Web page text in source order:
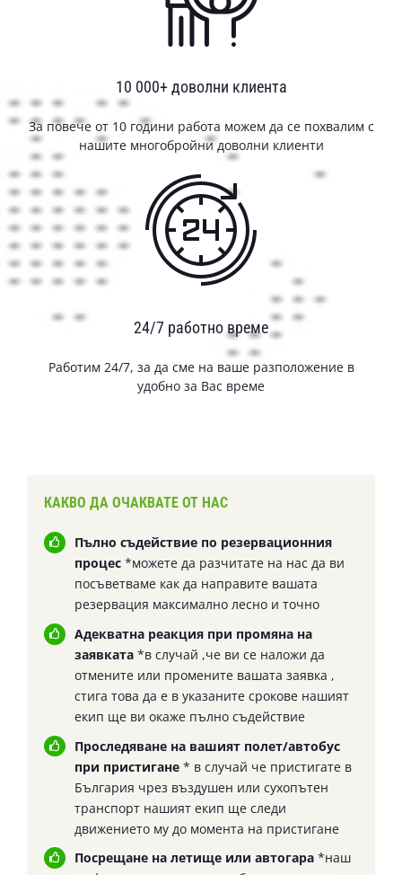
10 000+ доволни клиента
За повече от 10 години работа можем да се похвалим с
нашите многобройни доволни клиенти
24/7 работно време
Работим 24/7, за да сме на ваше разположение в
удобно за Вас време
КАКВО ДА ОЧАКВАТЕ ОТ НАС
Пълно съдействие по резервационния
процес*можете да разчитате на нас да ви
посъветваме как да направите вашата
резервация максимално лесно и точно
Адекватна реакция при промяна на
заявката*в случай ,че ви се наложи да
отмените или промените вашата заявка ,
стига това да е в указаните срокове нашият
екип ще ви окаже пълно съдействие
Проследяване на вашият полет/автобус
при пристигане* в случай че пристигате в
България чрез въздушен или сухопътен
транспорт нашият екип ще следи
движението му до момента на пристигане
Посрещане на летище или автогара*наш